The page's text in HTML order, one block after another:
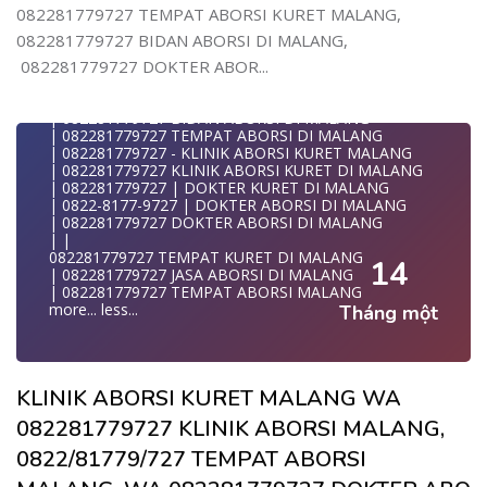
082281779727 TEMPAT ABORSI KURET MALANG,
082281779727 BIDAN ABORSI DI MALANG,
082281779727 DOKTER ABOR...
| WA 082281779727| | BIDAN PRAKTEK MALANG
| | TEMPAT ABORSI DI MALANG
| | 0822-8177-9727 KLINIK ABORSI DI MALANG
| 082281779727 TEMPAT ABORSI DI MALANG
| 082281779727 - KLINIK ABORSI KURET MALANG
| 082281779727 KLINIK ABORSI KURET DI MALANG
| 082281779727 | DOKTER KURET DI MALANG
| 0822-8177-9727 | DOKTER ABORSI DI MALANG
| 082281779727 DOKTER ABORSI DI MALANG
| |
082281779727 TEMPAT KURET DI MALANG
| 082281779727 JASA ABORSI DI MALANG
| 082281779727 TEMPAT ABORSI MALANG
more... less...
14
Tháng một
KLINIK ABORSI KURET MALANG WA
082281779727 KLINIK ABORSI MALANG,
0822/81779/727 TEMPAT ABORSI